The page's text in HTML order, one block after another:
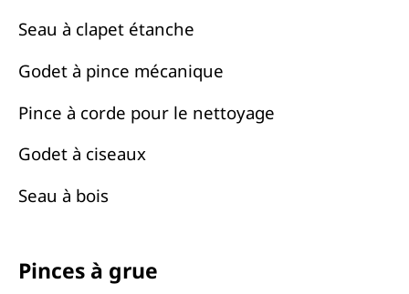
Seau à clapet étanche
Godet à pince mécanique
Pince à corde pour le nettoyage
Godet à ciseaux
Seau à bois
Pinces à grue